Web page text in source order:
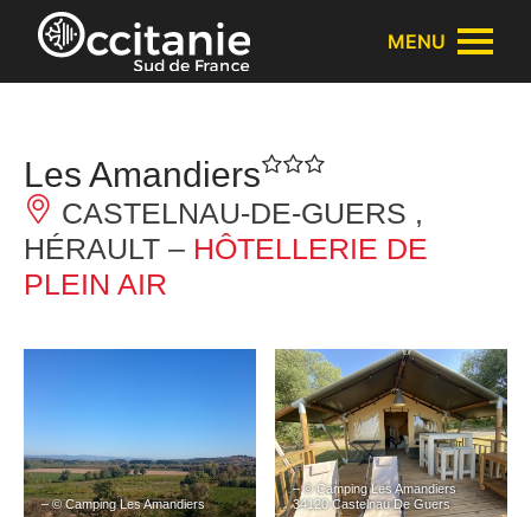
Panneau de gestion des cookies
MENU
Les Amandiers
CASTELNAU-DE-GUERS ,
HÉRAULT – HÔTELLERIE DE
PLEIN AIR
– © Camping Les Amandiers
– © Camping Les Amandiers
34120 Castelnau De Guers